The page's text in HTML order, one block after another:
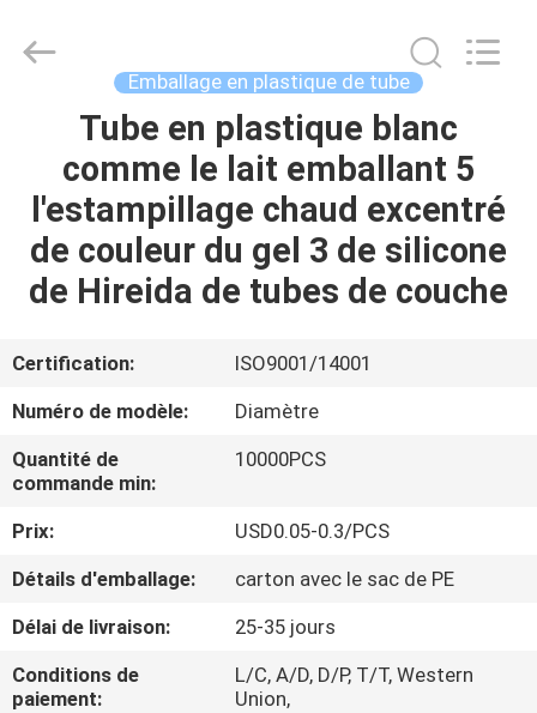
MAISON
PRODUITS
AU
DE
NOUS
VISITE
D'USINE
CONTRÔLE
DE
QUALITÉ
TUBES(SHANG
HAI)CO.,LTD.
Emballage en plastique de tube
Tube en plastique blanc
comme le lait emballant 5
l'estampillage chaud excentré
de couleur du gel 3 de silicone
de Hireida de tubes de couche
Certification:
ISO9001/14001
Numéro de modèle:
Diamètre
Quantité de
commande min:
10000PCS
Prix:
USD0.05-0.3/PCS
Détails d'emballage:
carton avec le sac de PE
Délai de livraison:
25-35 jours
Conditions de
paiement:
L/C, A/D, D/P, T/T, Western
Union,